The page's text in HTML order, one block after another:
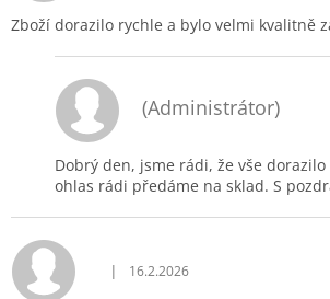
Zboží dorazilo rychle a bylo velmi kvalitně
(Administrátor)
Dobrý den, jsme rádi, že vše
ohlas rádi předáme na sklad. S
Hodnocení obchodu je 5 z 5
| 16.2.2026